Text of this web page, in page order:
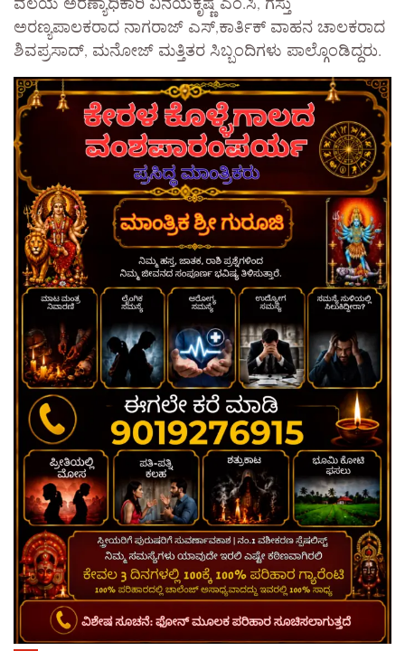
ವಲಯ ಅರಣ್ಯಾಧಿಕಾರಿ ವಿನಯಕೃಷ್ಣ ಎಂ.ಸಿ, ಗಸ್ತು
ಅರಣ್ಯಪಾಲಕರಾದ ನಾಗರಾಜ್ ಎಸ್,ಕಾರ್ತಿಕ್ ವಾಹನ ಚಾಲಕರಾದ
ಶಿವಪ್ರಸಾದ್, ಮನೋಜ್ ಮತ್ತಿತರ ಸಿಬ್ಬಂದಿಗಳು ಪಾಲ್ಗೊಂಡಿದ್ದರು.